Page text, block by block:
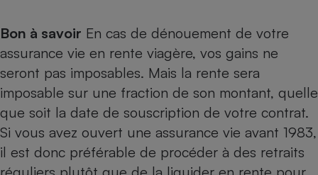
Bon à savoir En cas de dénouement de votre
assurance vie en rente viagère, vos gains ne
seront pas imposables. Mais la rente sera
imposable sur une fraction de son montant, quelle
que soit la date de souscription de votre contrat.
Si vous avez ouvert une assurance vie avant 1983,
il est donc préférable de procéder à des retraits